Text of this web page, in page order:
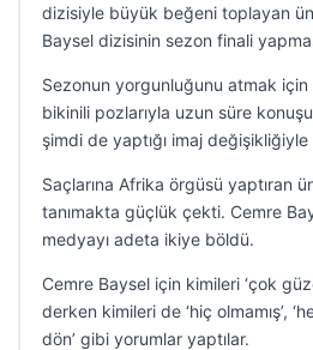
dizisiyle büyük beğeni toplayan
Baysel dizisinin sezon finali
Sezonun yorgunluğunu atmak için
bikinili pozlarıyla uzun süre
şimdi de yaptığı imaj değişikliğiyle
Saçlarına Afrika örgüsü yaptıran
tanımakta güçlük çekti. Cemre
medyayı adeta ikiye böldü.
Cemre Baysel için kimileri ‘çok
derken kimileri de ‘hiç olmamış’,
dön’ gibi yorumlar yaptılar.